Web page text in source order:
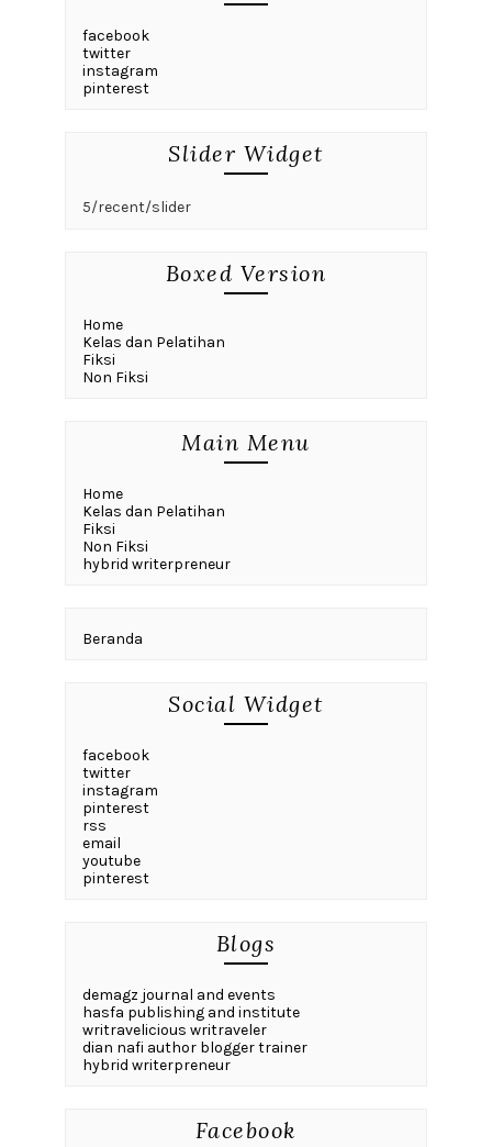
facebook
twitter
instagram
pinterest
Slider Widget
5/recent/slider
Boxed Version
Home
Kelas dan Pelatihan
Fiksi
Non Fiksi
Main Menu
Home
Kelas dan Pelatihan
Fiksi
Non Fiksi
hybrid writerpreneur
Beranda
Social Widget
facebook
twitter
instagram
pinterest
rss
email
youtube
pinterest
Blogs
demagz journal and events
hasfa publishing and institute
writravelicious writraveler
dian nafi author blogger trainer
hybrid writerpreneur
Facebook